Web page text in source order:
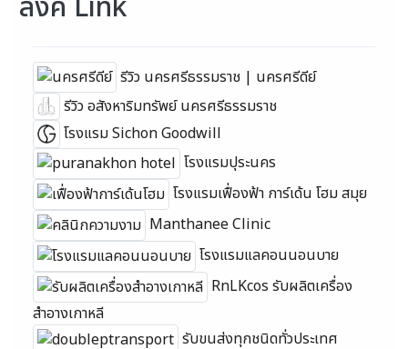
รีวิว นครศรีธรรมราช | นครศรีดีย์
รีวิว อสังหาริมทรัพย์ นครศรีธรรมราช
โรงแรม Sichon Goodwill
โรงแรมปุระนคร
โรงแรมเฟื่องฟ้า การ์เด้น โฮม สมุย
Manthanee Clinic
โรงแรมแลคอนนอนบาย
RnLKcos รับผลิตเครื่อง
สำอางเกาหลี
รับขนส่งทุกชนิดทั่วประเทศ